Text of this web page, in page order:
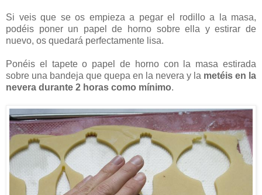
Si veis que se os empieza a pegar el rodillo a la masa,
podéis poner un papel de horno sobre ella y estirar de
nuevo, os quedará perfectamente lisa.
Ponéis el tapete o papel de horno con la masa estirada
sobre una bandeja que quepa en la nevera y la metéis en la
nevera durante 2 horas como mínimo.